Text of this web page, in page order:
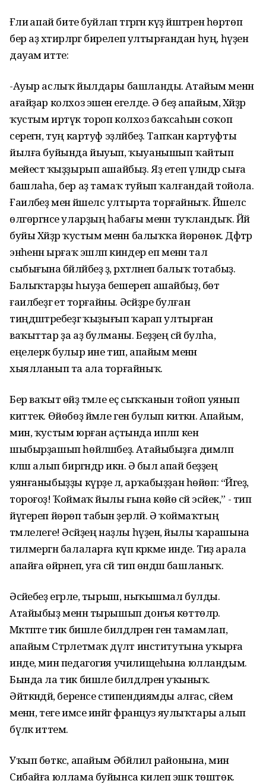
Ғәлиә апай бите буйлап тәгәрәгән күҙ йәштәрен һөртөп
бер аҙ хәтирәләргә бирелеп ултырғандан һуң, һүҙен
дауам итте:
-Ауыр аслыҡ йылдары башланды. Атайым менән
ағайҙар колхоз эшенә егелде. Ә беҙ апайым, Хәйҙәр
ҡустым иртүк тороп колхоз баҡсаһын соҡоп
серегән, туң картуф эҙләйбеҙ. Тапҡан картуфты
йылға буйында йыуып, ҡыуанышып ҡайтып
мейестә ҡыҙҙырып ашайбыҙ. Яҙ етеп үләндәр сыға
башлаһа, бер аҙ тамаҡ туйып ҡалғандай тойола.
Ғаиләбеҙ менә йәшелсә ултырта торғайныҡ. Йәшелсә
өлгөргәнсе уларҙың һабағы менән туҡландыҡ. Йәй
буйы Хәйҙәр ҡустым менән балыҡҡа йөрөнөк. Дәфтәр
энәһенән ырғаҡ эшләп киндер еп менән тал
сыбығына бәйләйбеҙ ҙә, рәхәтәләнеп балыҡ тотабыҙ.
Балыҡтарҙы һыуҙа бешереп ашайбыҙ, бөтә
ғаиләбеҙгә етә торғайны. Әсәйҙәре булған
тиңдәштәребеҙгә ҡыҙығып ҡарап ултырған
ваҡыттар ҙа аҙ булманы. Беҙҙең әсәй булһа,
еңелерәк булыр ине тип, апайым менән
хыялланып та ала торғайныҡ.
Бер ваҡыт өйҙә тәмле еҫ сыҡҡанын тойоп уянып
киттек. Өйөбөҙ йәмле генә булып киткән. Апайым,
мин, ҡустым юрған аҫтында ипләп кенә
шыбырҙашып һөйләшәбеҙ. Атайыбыҙға димләп
кәләш алып биргәндәр икән. Ә был апай беҙҙең
уянғаныбыҙҙы күрҙе лә, арҡабыҙҙан һөйөп: “Йәгеҙ,
тороғоҙ! Ҡоймаҡ йылы ғына көйө сәй эсәйек,” - тип
йүгереп йөрөп табын әҙерләй. Ә ҡоймаҡтың
тәмлелеге! Әсәйҙең наҙлы һүҙенә, йылы ҡарашына
тилмергән балаларға күп кәрәкме инде. Тиҙ арала
апайға өйрәнеп, уға әсәй тип өндәшә башланыҡ.
Әсәйебеҙ егәрле, тырыш, ныҡышмал булды.
Атайыбыҙ менән тырышып донъя көттөләр.
Мәктәпте тик бишле билдәләренә генә тамамлап,
апайым Стәрлетмаҡ дәүләт институтына уҡырға
инде, мин педагогия училищеһына юлландым.
Бында ла тик бишле билдәләренә уҡыныҡ.
Әйткәндәй, беренсе стипендиямды алғас, әсәйем
менән, теге имсе инәйгә француз яулыҡтары алып
бүләк иттем.
Уҡып бөткәс, апайым Әбйәлил районына, мин
Сибайға юллама буйынса килеп эшкә төштөк.